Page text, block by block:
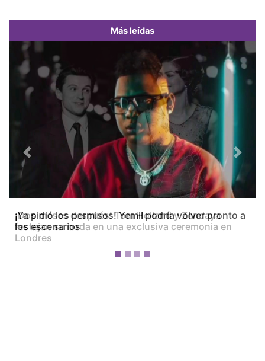
Más leídas
¡Dos meses después! Tom Holland y Zendaya
festejan su boda en una exclusiva ceremonia en
Londres
Previous Next